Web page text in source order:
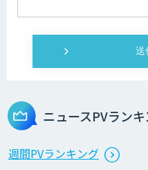
Zoom
AIガイ
ニュースPVラン
週間PVランキング